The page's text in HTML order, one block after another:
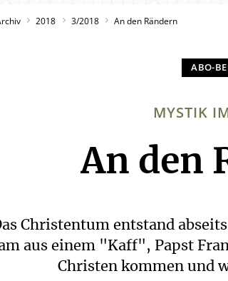
2018 3/2018 An den Rändern
MYSTIK
An den
Christentum entstand
aus einem "Kaff", Papst
Christen kommen und